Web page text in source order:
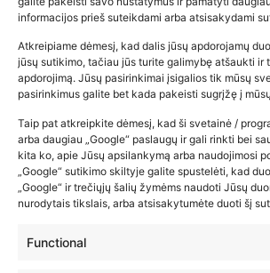
informacijos prieš suteikdami arba atsisakydami
Atkreipiame dėmesį, kad dalis jūsų apdorojamų
jūsų sutikimo, tačiau jūs turite galimybę atšaukti ir
apdorojimą. Jūsų pasirinkimai įsigalios tik mūsų
pasirinkimus galite bet kada pakeisti sugrįžę į
Taip pat atkreipkite dėmesį, kad ši svetainė /
arba daugiau „Google“ paslaugų ir gali rinkti bei
kita ko, apie Jūsų apsilankymą arba naudojimosi
„Google“ sutikimo skiltyje galite spustelėti, kad
„Google“ ir trečiųjų šalių žymėms naudoti Jūsų
nurodytais tikslais, arba atsisakytumėte duoti šį
Functional
Populiariausios
kūdikių tyrelės –…
2026-02-22